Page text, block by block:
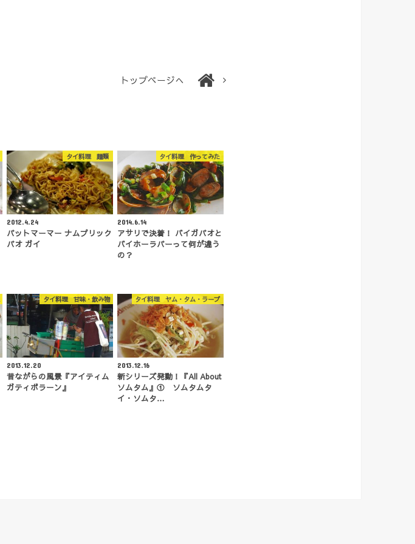
トップページへ
タイ料理 麺類
2012.4.24
パットマーマー ナムプリック
パオ ガイ
タイ料理 作ってみた
2014.6.14
アサリで決着！ バイガパオと
バイホーラパーって何が違う
の？
タイ料理 甘味・飲み物
2013.12.20
昔ながらの風景『アイティム
ガティボラーン』
タイ料理 ヤム・タム・ラープ
2013.12.16
新シリーズ発動！『All About
ソムタム』① ソムタムタ
イ・ソムタ…